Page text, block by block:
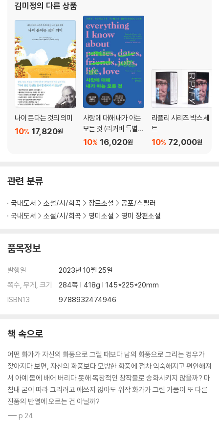
김미정의 다른 상품
나이 든다는 것의 의미
17,820원
10%
사랑에 대해 내가 아는
모든 것 (리커버 특별
판)
16,020원
10%
리플리 시리즈 박스 세
트
72,000원
10%
관련 분류
국내도서 소설/시/희곡 장르소설
공포/스릴러
국내도서
소설/시/희곡 영미소설 영미 장편소설
품목정보
발행일
2023년 10월 25일
쪽수, 무게, 크기
284쪽 | 418g | 145*225*20mm
ISBN13
9788932474946
책 속으로
어떤 화가가 자신의 화풍으로 그릴 때보다 남의 화풍으로 그리는 경우가
잦아지다 보면, 자신의 화풍보다 모방한 화풍에 점차 익숙해지고 편안해져
서 아예 몸에 배어 버리다 못해 독창적인 창작물로 승화시키지 않을까? 마
침내 굳이 따라 그리려고 애쓰지 않아도 위작 화가가 그린 가품이 또 다른
진품의 반열에 오르는 건 아닐까?
--- p.24